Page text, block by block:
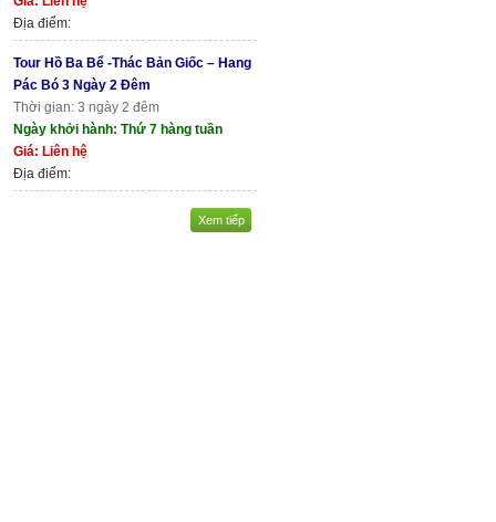
Địa điểm:
Tour Hồ Ba Bể -Thác Bản Giốc – Hang
Pác Bó 3 Ngày 2 Đêm
Thời gian: 3 ngày 2 đêm
Ngày khởi hành: Thứ 7 hàng tuần
Giá: Liên hệ
Địa điểm:
Xem tiếp